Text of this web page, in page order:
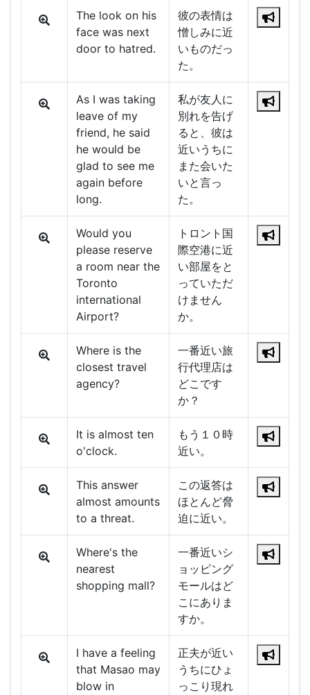
The look on his
face was next
door to hatred.
彼の表情は
憎しみに近
いものだっ
た。
As I was taking
leave of my
friend, he said
he would be
glad to see me
again before
long.
私が友人に
別れを告げ
ると、彼は
近いうちに
また会いた
いと言っ
た。
Would you
please reserve
a room near the
Toronto
international
Airport?
トロント国
際空港に近
い部屋をと
っていただ
けません
か。
Where is the
closest travel
agency?
一番近い旅
行代理店は
どこです
か？
It is almost ten
o'clock.
もう１０時
近い。
This answer
almost amounts
to a threat.
この返答は
ほとんど脅
迫に近い。
Where's the
nearest
shopping mall?
一番近いシ
ョッピング
モールはど
こにありま
すか。
I have a feeling
that Masao may
blow in
正夫が近い
うちにひょ
っこり現れ